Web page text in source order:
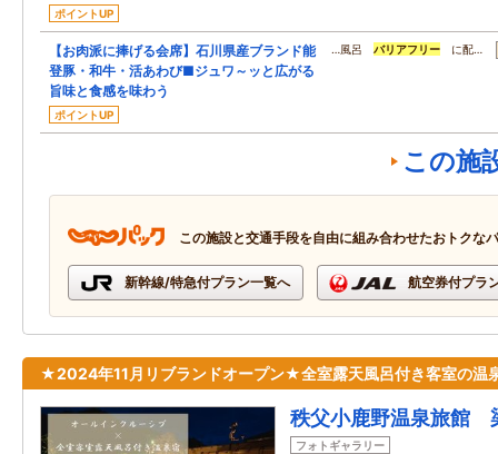
ポイントUP
【お肉派に捧げる会席】石川県産ブランド能
登豚・和牛・活あわび■ジュワ～ッと広がる
旨味と食感を味わう
ポイントUP
…風呂 バリアフリー に配…
この施
この施設と交通手段を自由に組み合わせたおトクな
新幹線/特急付プラン一覧へ 航空券付プラ
★2024年11月リブランドオープン★全室露天風呂付き客室の温
秩父小鹿野温泉旅館
フォトギャラリー